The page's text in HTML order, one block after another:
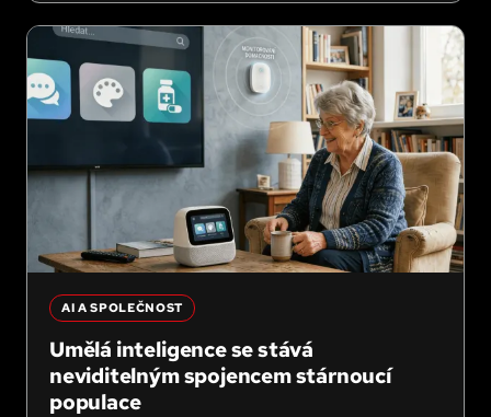
AI A SPOLEČNOST
Umělá inteligence se stává
neviditelným spojencem stárnoucí
populace